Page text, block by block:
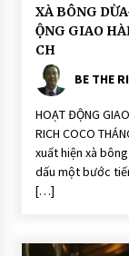
hi
ê
n:
R
C
C
o
S
o
a
p
H
O
Ạ
T
Đ
Ộ
N
G
X
à
h
ò
n
g
n
XÀ BÔNG
ỘNG GIAO
CH
BE THE
HOẠT ĐỘNG
RICH COCO
xuất hiện xà
dấu một bước
[…]